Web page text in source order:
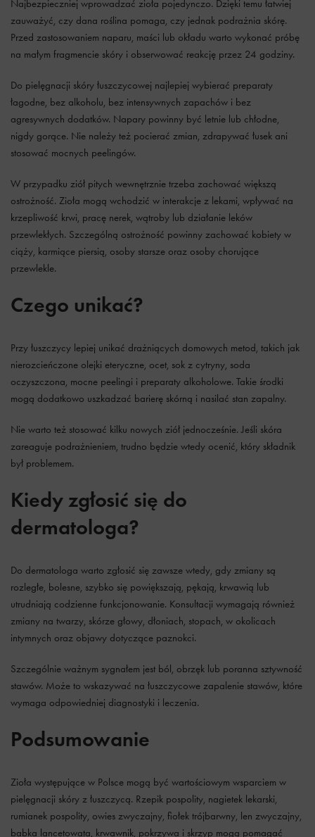
Najbezpieczniej wprowadzać zioła pojedynczo. Dzięki temu łatwiej
zauważyć, czy dana roślina pomaga, czy jednak podrażnia skórę.
Przed zastosowaniem naparu, maści lub okładu warto wykonać próbę
na małym fragmencie skóry i obserwować reakcję przez 24 godziny.
Do pielęgnacji skóry łuszczycowej najlepiej wybierać preparaty
łagodne, bez alkoholu, bez intensywnych zapachów i bez
agresywnych dodatków. Napary powinny być letnie lub chłodne,
nigdy gorące. Nie należy też pocierać zmian, zdrapywać łusek ani
stosować mocnych peelingów.
W przypadku ziół pitych wewnętrznie trzeba zachować większą
ostrożność. Zioła mogą wchodzić w interakcje z lekami, wpływać na
krzepliwość krwi, pracę nerek, wątroby lub działanie leków
przewlekłych. Szczególną ostrożność powinny zachować kobiety w
ciąży, karmiące piersią, osoby starsze oraz osoby chorujące
przewlekle.
Czego unikać?
Przy łuszczycy lepiej unikać drażniących domowych metod, takich jak
nierozcieńczone olejki eteryczne, ocet, sok z cytryny, soda
oczyszczona, mocne peelingi i preparaty alkoholowe. Takie środki
mogą dodatkowo uszkadzać barierę skórną i nasilać stan zapalny.
Nie warto też stosować kilku nowych ziół jednocześnie. Jeśli skóra
zareaguje podrażnieniem, trudno będzie wtedy ocenić, który składnik
był problemem.
Kiedy zgłosić się do
dermatologa?
Do dermatologa warto zgłosić się zawsze wtedy, gdy zmiany są
rozległe, bolesne, szybko się powiększają, pękają, krwawią lub
utrudniają codzienne funkcjonowanie. Konsultacji wymagają również
zmiany na twarzy, skórze głowy, dłoniach, stopach, w okolicach
intymnych oraz objawy dotyczące paznokci.
Szczególnie ważnym sygnałem jest ból, obrzęk lub poranna sztywność
stawów. Może to wskazywać na łuszczycowe zapalenie stawów, które
wymaga odpowiedniej diagnostyki i leczenia.
Podsumowanie
Zioła występujące w Polsce mogą być wartościowym wsparciem w
pielęgnacji skóry z łuszczycą. Rzepik pospolity, nagietek lekarski,
rumianek pospolity, owies zwyczajny, fiołek trójbarwny, len zwyczajny,
babka lancetowata, krwawnik, pokrzywa i skrzyp mogą pomagać